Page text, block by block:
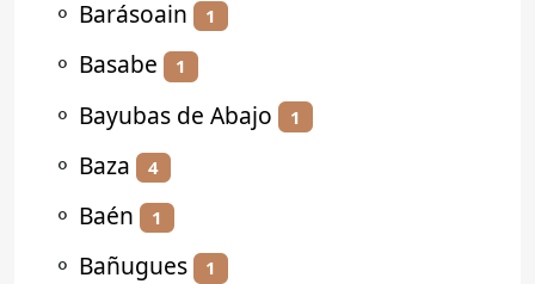
⚬ Barásoain 1
⚬ Basabe 1
⚬ Bayubas de Abajo 1
⚬ Baza 4
⚬ Baén 1
⚬ Bañugues 1